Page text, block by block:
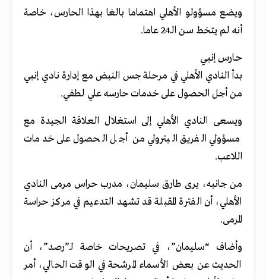
ويضع مسؤولو الأهلي اهتماما بالغا بهذا الحارس، خاصة
أنه لم يتخط سن الـ24 عاما.
حارس إنبي
بدأ النادي الأهلي في مرحلة جس النبض مع إدارة نادي إنبي
من أجل الحصول على خدمات حارسه علي لطفي.
ويسعى النادي الأهلي إلى استغلال العلاقة الجيدة مع
مسؤولي الفريق البترولي من أجل الحصول على خدمات
اللاعب.
من جانبه، يرى طارق سليمان، مدرب حراس مرمى النادي
الأهلي، أن الفترة المقبلة قد تشهد التدعيم في مركز حراسة
المرمى.
وأضاف “سليمان”، في تصريحات خاصة لـ”رصد”، أن
الحديث عن بعض الأسماء المرشحة في الوقت الحالي، أمر